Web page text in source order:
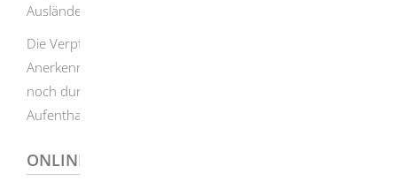
Ausländers.
Die Verpflichtungserklärung erlischt weder durch die
Anerkennung als Schutzberechtigter nach dem Asylgesetz
noch durch Erteilung einer anderen humanitären
Aufenthaltserlaubnis.
ONLINEANTRAG UND FORMULARE